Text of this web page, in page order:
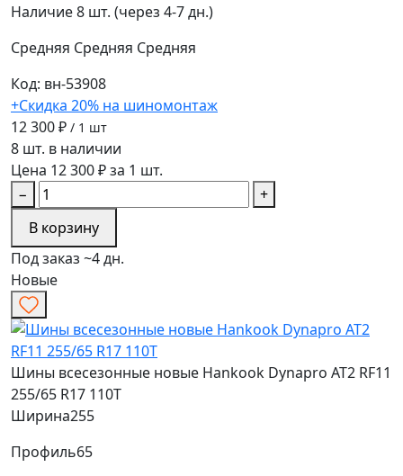
Наличие8 шт. (через 4-7 дн.)
Средняя Средняя Средняя
Код: вн-53908
+Скидка 20% на шиномонтаж
12 300 ₽ / 1 шт
8 шт. в наличии
Цена 12 300 ₽ за 1 шт.
−
+
В корзину
Под заказ ~4 дн.
Новые
Шины всесезонные новые Hankook Dynapro AT2 RF11
255/65 R17 110T
Ширина255
Профиль65